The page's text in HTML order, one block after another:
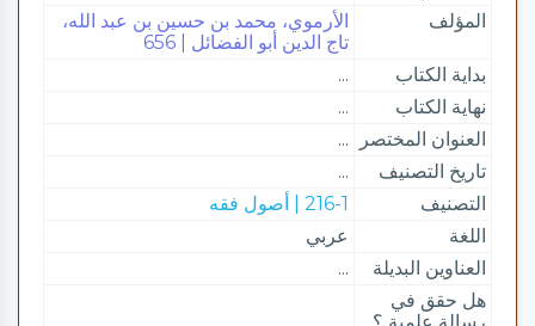
المؤلف
الأرموي، محمد بن حسين بن عبد الله،
تاج الدين أبو الفضائل | 656
بداية الكتاب
...
نهاية الكتاب
...
العنوان المختصر
...
تاريخ التصنيف
...
التصنيف
216-1 | أصول فقه
اللغة
عربي
العناوين البديلة
...
هل حقق في